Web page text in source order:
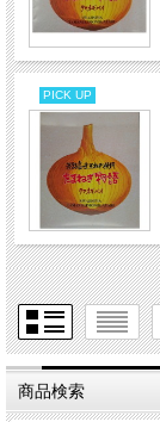
PICK UP
商品検索